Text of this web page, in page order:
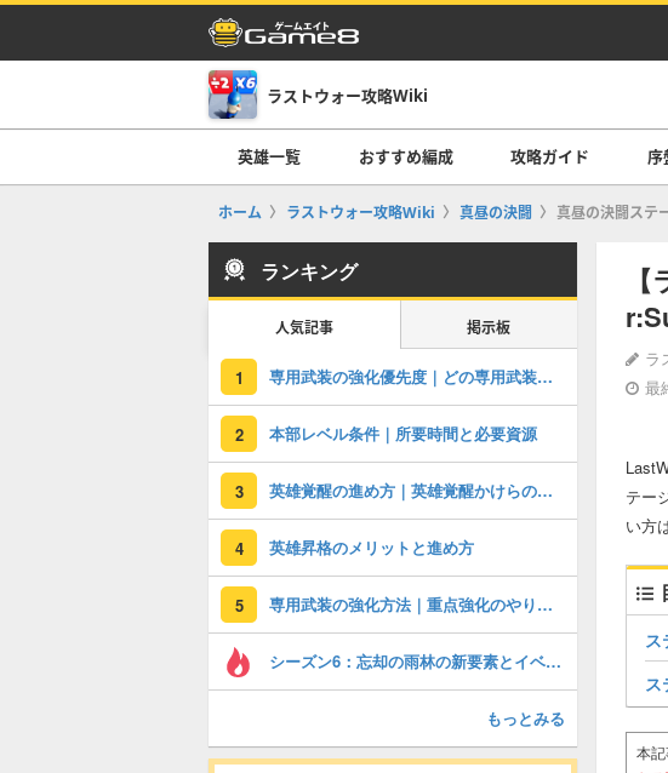
ラストウォー攻略Wiki
英雄一覧 おすすめ編成 攻略ガイド 序
ホーム ラストウォー攻略Wiki 真昼の決闘 真昼の決闘ステ
ラ
最
テー
い方
ス
ス
本
ランキング
人気記事 掲示板
1 専用武装の強化優先度｜どの専用武装から強化するべき？
2 本部レベル条件｜所要時間と必要資源
3 英雄覚醒の進め方｜英雄覚醒かけらの入手方法
4 英雄昇格のメリットと進め方
5 専用武装の強化方法｜重点強化のやり方とメリット
シーズン6：忘却の雨林の新要素とイベントまとめ
もっとみる